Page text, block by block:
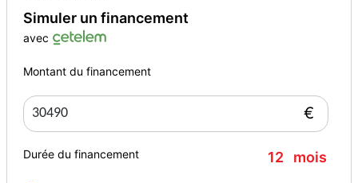
Simuler un financement
avec
Montant du financement
€
Durée du financement 12 mois